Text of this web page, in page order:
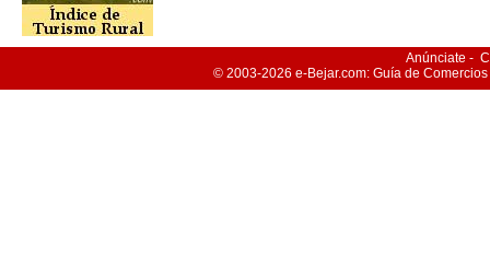
Anúnciate -
© 2003-2026 e-Bejar.com: Guía de